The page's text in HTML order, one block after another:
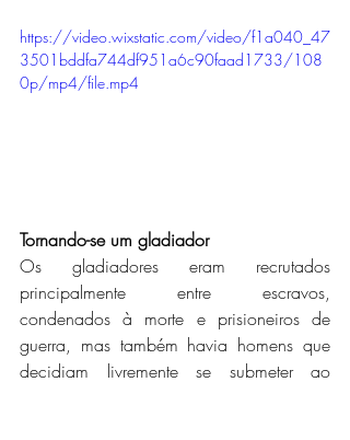
https://video.wixstatic.com/video/f1a040_47
3501bddfa744df951a6c90faad1733/108
0p/mp4/file.mp4
Tornando-se um gladiador
Os gladiadores eram recrutados
principalmente entre escravos,
condenados à morte e prisioneiros de
guerra, mas também havia homens que